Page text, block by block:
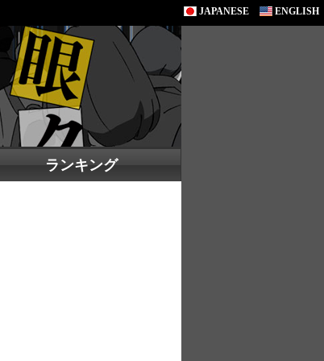
JAPANESE ENGLISH
ランキング